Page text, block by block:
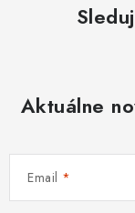
Aktuálne
Email